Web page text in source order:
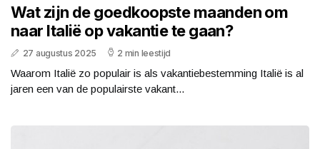
Wat zijn de goedkoopste maanden om
naar Italië op vakantie te gaan?
27 augustus 2025 2 min leestijd
Waarom Italië zo populair is als vakantiebestemming Italië is al
jaren een van de populairste vakant...